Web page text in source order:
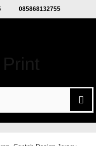
085868132755